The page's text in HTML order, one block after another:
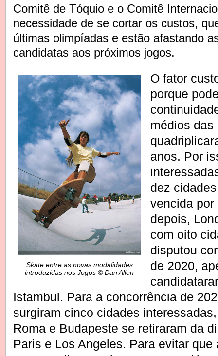
Comitê de Tóquio e o Comitê
necessidade de se cortar os custos,
últimas olimpíadas e estão afastando
candidatas aos próximos jogos.
Skate entre as novas modalidades
introduzidas nos Jogos © Dan Allen
O fator
porque
médios das
anos. Por
dez
vencida por
depois,
com oito
disputou
de 2020,
Istambul. Para a concorrência de
surgiram cinco cidades
Roma e Budapeste se retiraram da
Paris e Los Angeles. Para evitar